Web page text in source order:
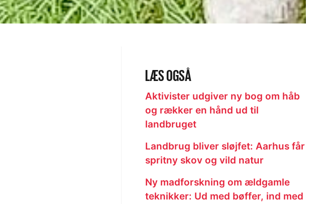
LÆS OGSÅ
Aktivister udgiver ny bog om håb
og rækker en hånd ud til
landbruget
Landbrug bliver sløjfet: Aarhus får
spritny skov og vild natur
Ny madforskning om ældgamle
teknikker: Ud med bøffer, ind med